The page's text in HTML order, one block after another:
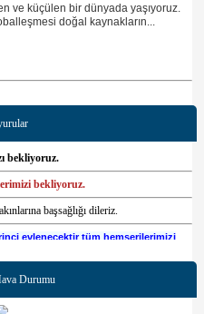
ve küçülen bir dünyada yaşıyoruz.
doğal kaynakların...
bekliyoruz.
bekliyoruz.
başsağlığı dileriz.
evlenecektir tüm hemşerilerimizi
Durumu